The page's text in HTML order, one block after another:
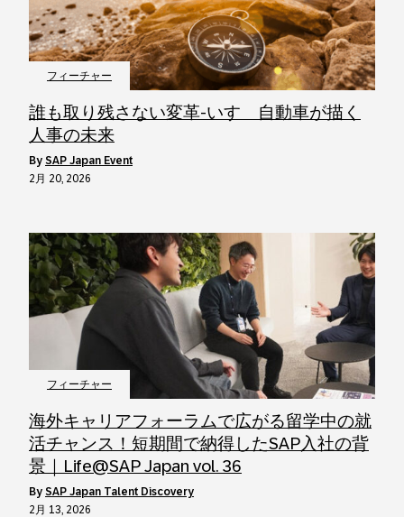
フィーチャー
誰も取り残さない変革-いすゞ自動車が描く
人事の未来
by SAP Japan Event
2月 20, 2026
フィーチャー
海外キャリアフォーラムで広がる留学中の就
活チャンス！短期間で納得したSAP入社の背
景｜Life@SAP Japan vol. 36
by SAP Japan Talent Discovery
2月 13, 2026